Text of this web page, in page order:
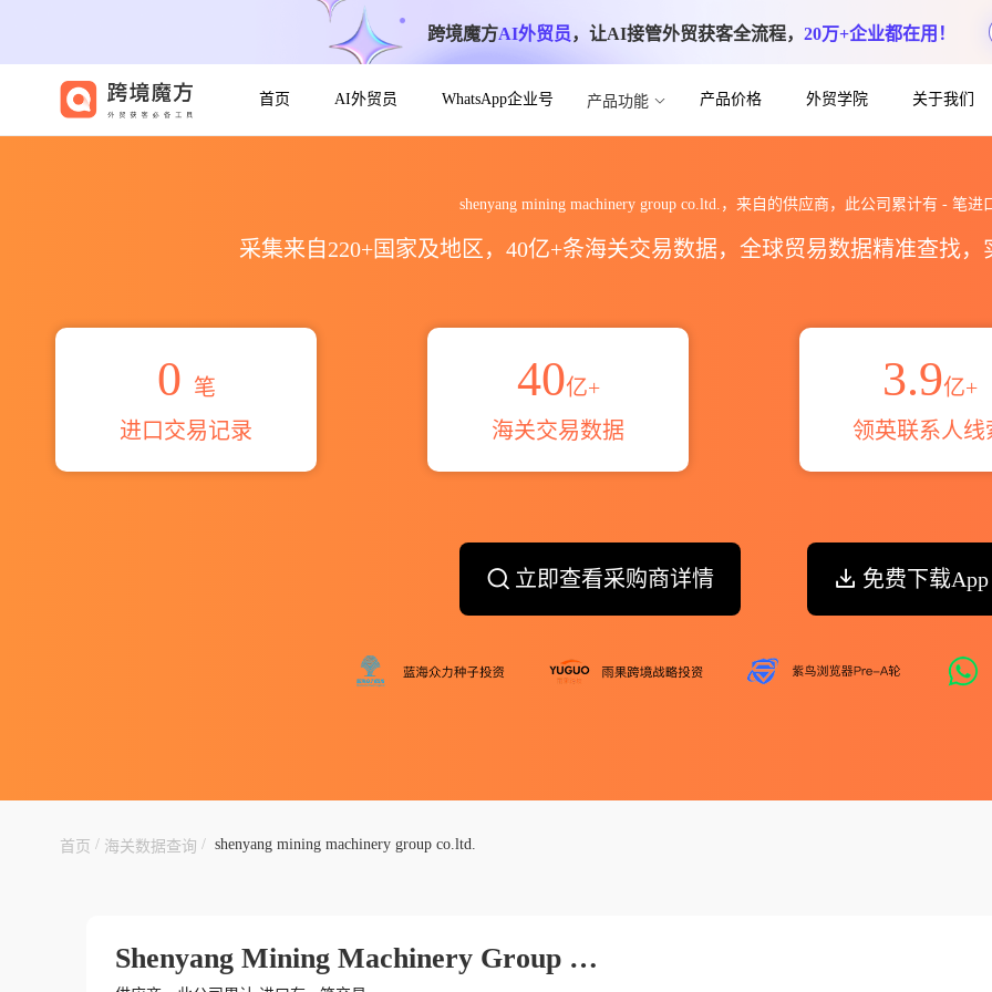
跨境魔方AI外贸员，让AI接管外贸获客全流程， 20万+企业都在用！
首页 AI外贸员 WhatsApp企业号 产品功能 产品价格 外贸学院 关于我们
shenyang mining machinery group co.ltd.，来自的供应商，此公司累计有 -笔进
采集来自220+国家及地区，40亿+条海关交易数据，全球贸易数据精准查找
0 笔
进口交易记录
40亿+
海关交易数据
3.9亿+
领英联系人线
立即查看采购商详情 免费下载App
首页 / 海关数据查询 / shenyang mining machinery group co.ltd.
Shenyang Mining Machinery Group Co.ltd.